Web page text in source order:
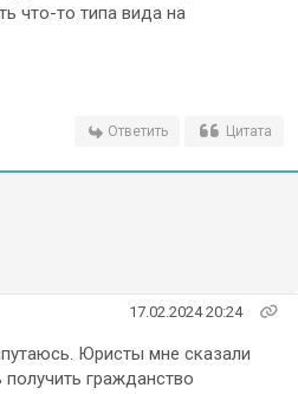
что-то типа вида на
Ответить Цитата
17.02.2024 20:24
Юристы мне сказали
гражданство